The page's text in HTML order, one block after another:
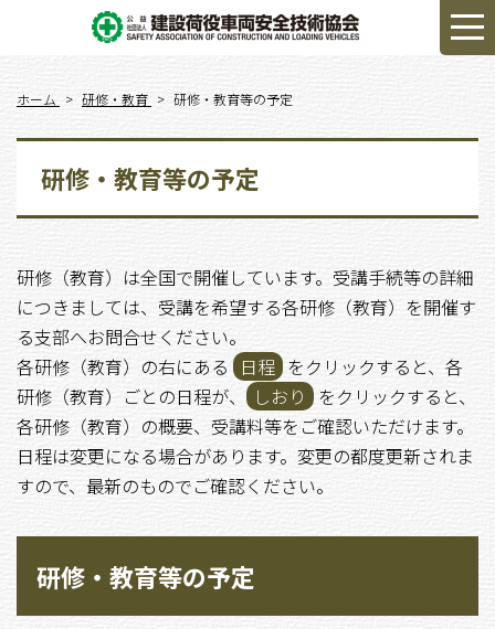
ホーム 研修・教育 研修・教育等の予定
研修・教育等の予定
研修（教育）は全国で開催しています。受講手続等の詳細
につきましては、受講を希望する各研修（教育）を開催す
る支部へお問合せください。
各研修（教育）の右にある
日程 をクリックすると、各
研修（教育）ごとの日程が、
しおり をクリックすると、
各研修（教育）の概要、受講料等をご確認いただけます。
日程は変更になる場合があります。変更の都度更新されま
すので、最新のものでご確認ください。
研修・教育等の予定